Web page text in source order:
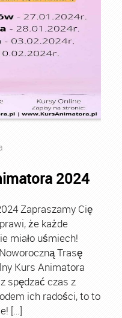
2024
Zapraszamy Cię
że każde
miało uśmiech!
Trasę
Kurs Animatora
spędzać czas z
ich radości, to to
[…]